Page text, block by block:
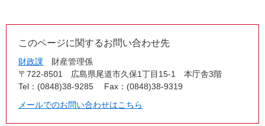
このページに関するお問い合わせ先
財政課
財産管理係
〒722-8501
広島県尾道市久保1丁目15-1 本庁舎3階
Tel：(0848)38-9285
Fax：(0848)38-9319
メールでのお問い合わせはこちら